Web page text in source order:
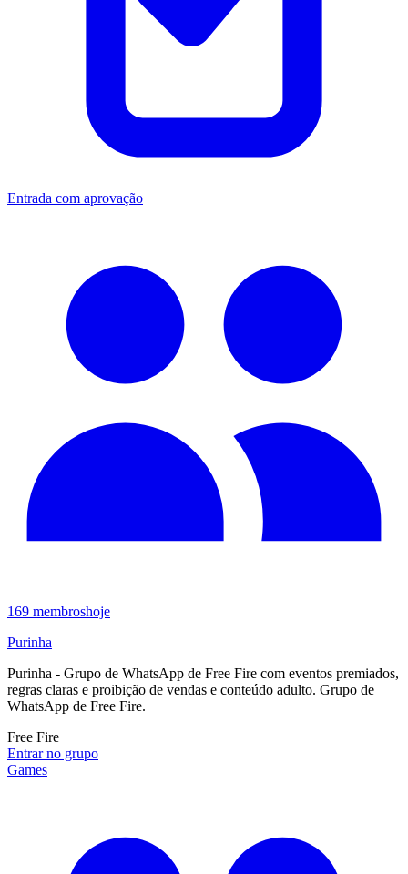
Entrada com aprovação
169 membroshoje
Purinha
Purinha - Grupo de WhatsApp de Free Fire com eventos premiados,
regras claras e proibição de vendas e conteúdo adulto. Grupo de
WhatsApp de Free Fire.
Free Fire
Entrar no grupo
Games